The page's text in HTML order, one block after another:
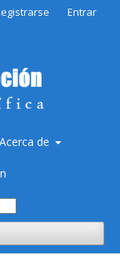
Acerca de
Entrar